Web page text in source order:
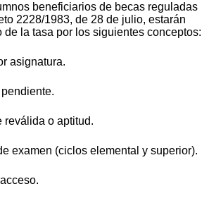
beneficiarios de becas reguladas
2228/1983, de 28 de julio, estarán
de la tasa por los siguientes conceptos:
asignatura.
reválida o aptitud.
examen (ciclos elemental y superior).